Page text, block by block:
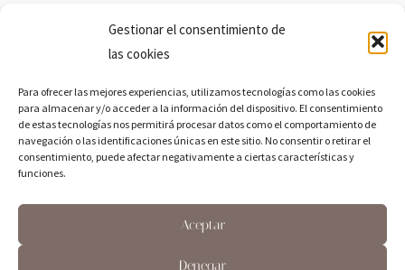
Gestionar el consentimiento de
las cookies
Para ofrecer las mejores experiencias, utilizamos tecnologías como las cookies
para almacenar y/o acceder a la información del dispositivo. El consentimiento
de estas tecnologías nos permitirá procesar datos como el comportamiento de
navegación o las identificaciones únicas en este sitio. No consentir o retirar el
consentimiento, puede afectar negativamente a ciertas características y
funciones.
Aceptar
Denegar
E-Mail:casaruralmarchena@icloud.com
Dirección:Calle Segunda Barrio Nuevo, 2, 37420
Gomecello, Salamanca
Teléfono: 689 37 39 03